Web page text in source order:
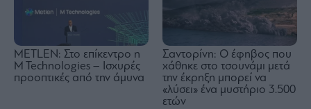
METLEN: Στο επίκεντρο η
M Technologies – Ισχυρές
προοπτικές από την άμυνα
Σαντορίνη: Ο έφηβος που
χάθηκε στο τσουνάμι μετά
την έκρηξη μπορεί να
«λύσει» ένα μυστήριο 3.500
ετών